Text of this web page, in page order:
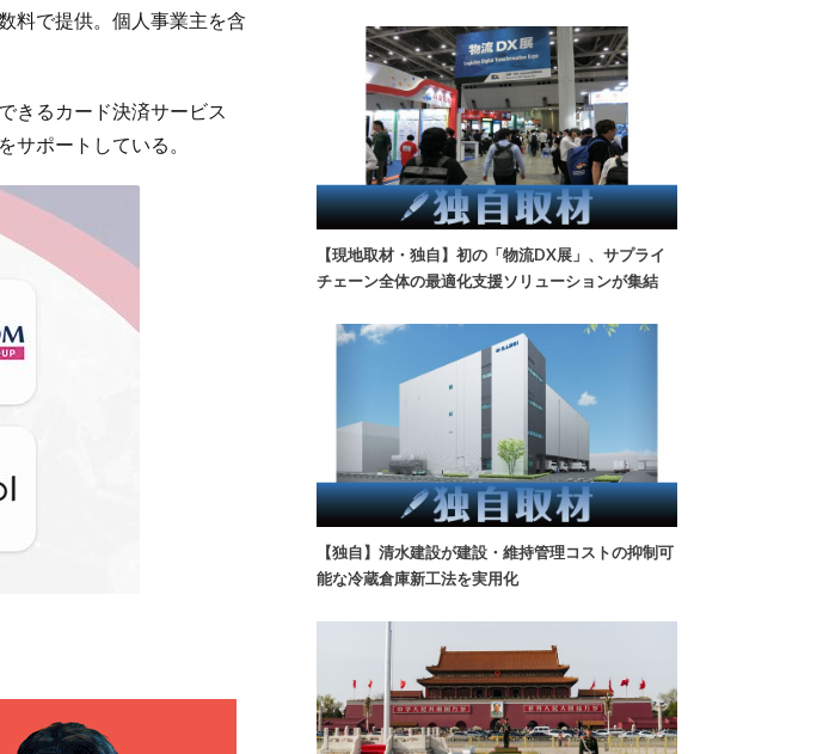
料で提供。個人事業主を含
きるカード決済サービス
サポートしている。
【現地取材・独自】初の「物流DX展」、サプライ
チェーン全体の最適化支援ソリューションが集結
【独自】清水建設が建設・維持管理コストの抑制可
能な冷蔵倉庫新工法を実用化